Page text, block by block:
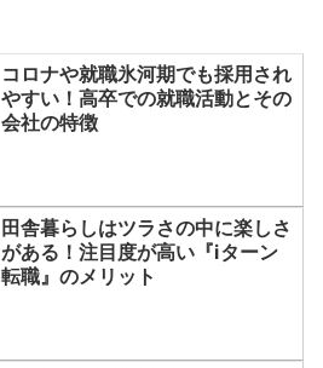
コロナや就職氷河期でも採用され
やすい！高卒での就職活動とその
会社の特徴
田舎暮らしはツラさの中に楽しさ
がある！注目度が高い『ⅰターン
転職』のメリット